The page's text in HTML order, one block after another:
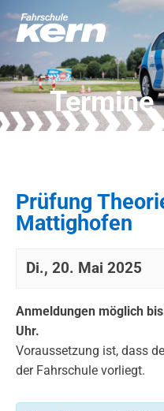
Termine
Prüfung
Mattighofen
Di., 20. Mai 2025
Anmeldungen möglich
Uhr.
Voraussetzung ist, dass
der Fahrschule vorliegt.